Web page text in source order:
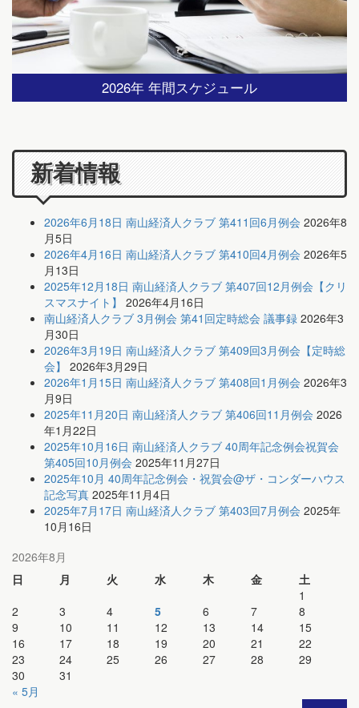
2026年 年間スケジュール
新着情報
2026年6月18日 南山経済人クラブ 第411回6月例会 2026年8
月5日
2026年4月16日 南山経済人クラブ 第410回4月例会 2026年5
月13日
2025年12月18日 南山経済人クラブ 第407回12月例会【クリ
スマスナイト】 2026年4月16日
南山経済人クラブ 3月例会 第41回定時総会 議事録 2026年3
月30日
2026年3月19日 南山経済人クラブ 第409回3月例会【定時総
会】 2026年3月29日
2026年1月15日 南山経済人クラブ 第408回1月例会 2026年3
月9日
2025年11月20日 南山経済人クラブ 第406回11月例会 2026
年1月22日
2025年10月16日 南山経済人クラブ 40周年記念例会祝賀会
第405回10月例会 2025年11月27日
2025年10月 40周年記念例会・祝賀会@ザ・コンダーハウス
記念写真 2025年11月4日
2025年7月17日 南山経済人クラブ 第403回7月例会 2025年
10月16日
2026年8月
日
月 火 水 木 金
土
1
2
3 4 5 6 7
8
9
10 11 12 13 14
15
16
17 18 19 20 21
22
23
24 25 26 27 28
29
30
31
« 5月